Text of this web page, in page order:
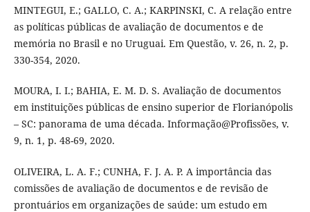
MINTEGUI, E.; GALLO, C. A.; KARPINSKI, C. A relação entre
as políticas públicas de avaliação de documentos e de
memória no Brasil e no Uruguai. Em Questão, v. 26, n. 2, p.
330-354, 2020.
MOURA, I. I.; BAHIA, E. M. D. S. Avaliação de documentos
em instituições públicas de ensino superior de Florianópolis
– SC: panorama de uma década. Informação@Profissões, v.
9, n. 1, p. 48-69, 2020.
OLIVEIRA, L. A. F.; CUNHA, F. J. A. P. A importância das
comissões de avaliação de documentos e de revisão de
prontuários em organizações de saúde: um estudo em